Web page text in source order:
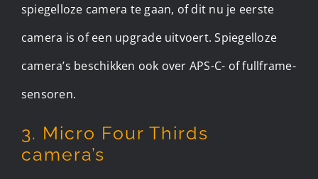
spiegelloze camera te gaan, of dit nu je eerste
camera is of een upgrade uitvoert. Spiegelloze
camera’s beschikken ook over APS-C- of fullframe-
sensoren.
3. Micro Four Thirds
camera’s